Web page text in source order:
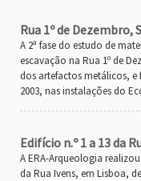
Rua 1º de Dezembro,
A 2ª fase do estudo de
escavação na Rua 1º de
dos artefactos metálicos, e
2003, nas instalações do
Edifício n.º 1 a 13 da
A ERA-Arqueologia
da Rua Ivens, em Lisboa,